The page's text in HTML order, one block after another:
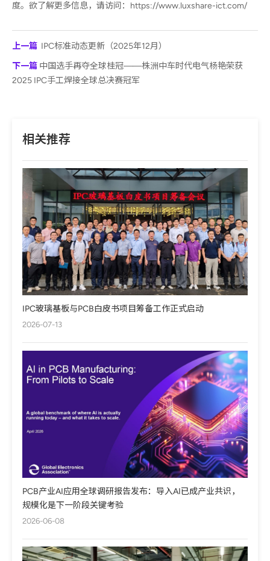
度。欲了解更多信息，请访问：https://www.luxshare-ict.com/
上一篇 IPC标准动态更新（2025年12月）
下一篇 中国选手再夺全球桂冠——株洲中车时代电气杨艳荣获
2025 IPC手工焊接全球总决赛冠军
相关推荐
IPC玻璃基板与PCB白皮书项目筹备工作正式启动
2026-07-13
PCB产业AI应用全球调研报告发布：导入AI已成产业共识，
规模化是下一阶段关键考验
2026-06-08